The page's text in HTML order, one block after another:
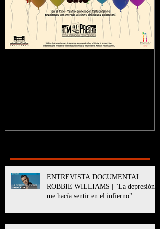
ENTREVISTA DOCUMENTAL
ROBBIE WILLIAMS | "La depresión
me hacía sentir en el infierno" |